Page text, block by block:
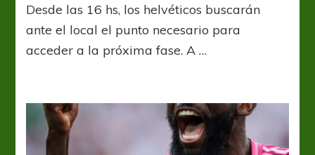
buscará
el
pasaje
a
Alemania
Desde las 16 hs, los helvéticos buscarán
ante el local el punto necesario para
acceder a la próxima fase. A …